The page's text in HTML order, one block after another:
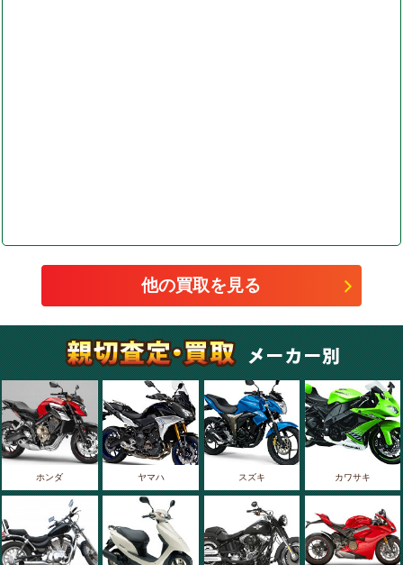
他の買取を見る
ホンダ ヤマハ スズキ カワサキ